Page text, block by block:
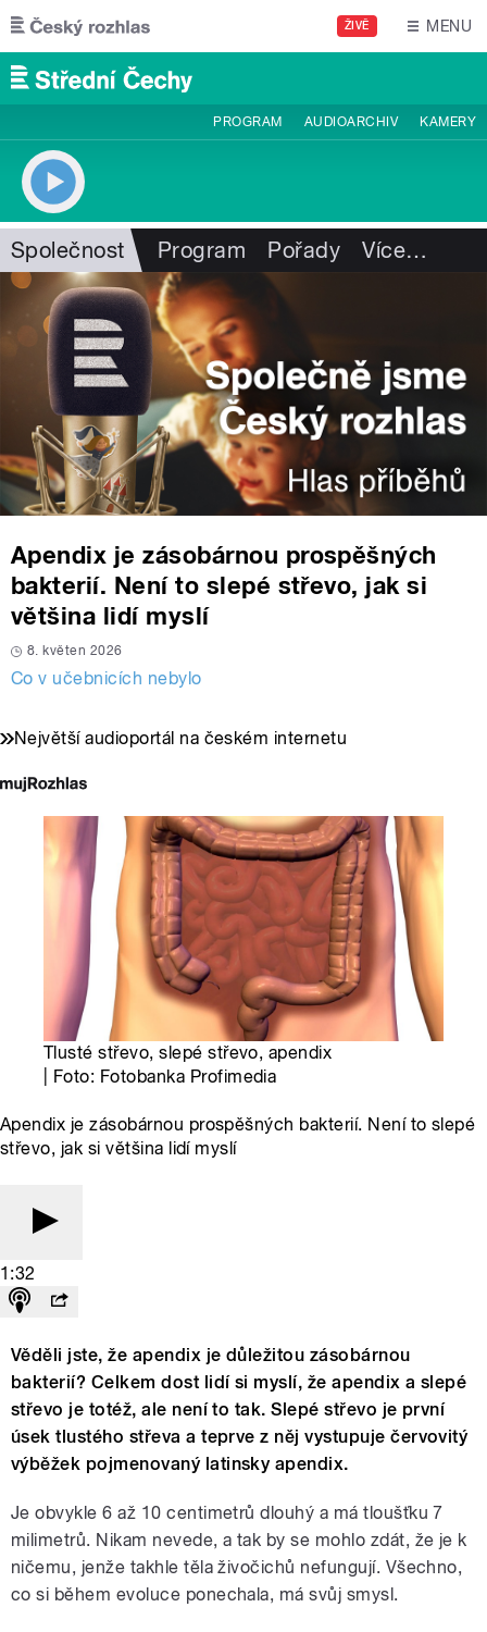
Přejít k hlavnímu obsahu
ŽIVĚ MENU
PROGRAM AUDIOARCHIV KAMERY
Společnost Program Pořady Více…
Apendix je zásobárnou prospěšných
bakterií. Není to slepé střevo, jak si
většina lidí myslí
8. květen 2026
Co v učebnicích nebylo
Největší audioportál na českém internetu
Tlusté střevo, slepé střevo, apendix
| Foto: Fotobanka Profimedia
Apendix je zásobárnou prospěšných bakterií. Není to slepé
střevo, jak si většina lidí myslí
1:32
Věděli jste, že apendix je důležitou zásobárnou
bakterií? Celkem dost lidí si myslí, že apendix a slepé
střevo je totéž, ale není to tak. Slepé střevo je první
úsek tlustého střeva a teprve z něj vystupuje červovitý
výběžek pojmenovaný latinsky apendix.
Je obvykle 6 až 10 centimetrů dlouhý a má tloušťku 7
milimetrů. Nikam nevede, a tak by se mohlo zdát, že je k
ničemu, jenže takhle těla živočichů nefungují. Všechno,
co si během evoluce ponechala, má svůj smysl.